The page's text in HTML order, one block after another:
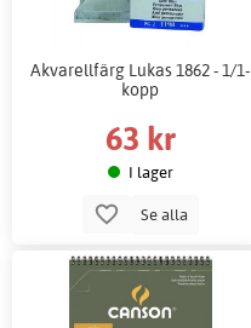
Akvarellfärg Lukas 1862 - 1/1-
kopp
63 kr
I lager
Se alla